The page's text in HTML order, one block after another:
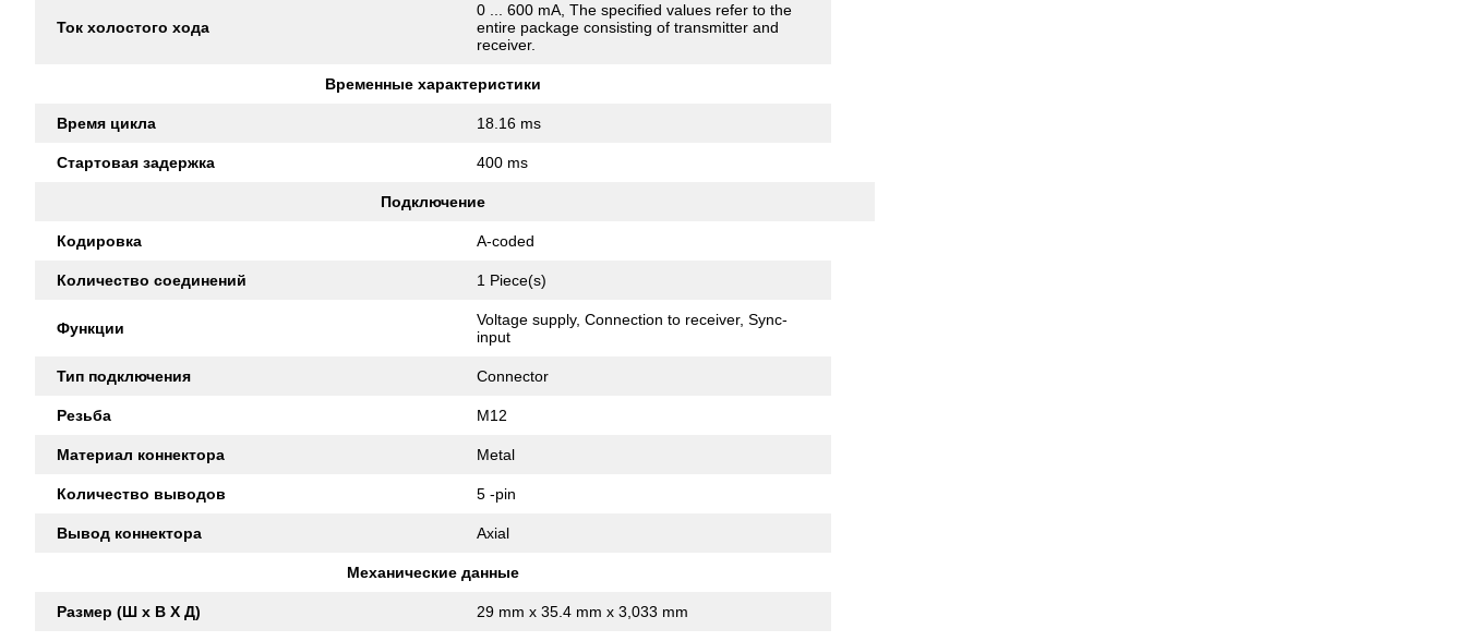
Ток холостого хода
0 ... 600 mA, The specified values refer to the
entire package consisting of transmitter and
receiver.
Временные характеристики
Время цикла 18.16 ms
Стартовая задержка 400 ms
Подключение
Кодировка A-coded
Количество соединений 1 Piece(s)
Функции
Voltage supply, Connection to receiver, Sync-
input
Тип подключения Connector
Резьба M12
Материал коннектора Metal
Количество выводов 5 -pin
Вывод коннектора Axial
Механические данные
Размер (Ш x В X Д) 29 mm x 35.4 mm x 3,033 mm